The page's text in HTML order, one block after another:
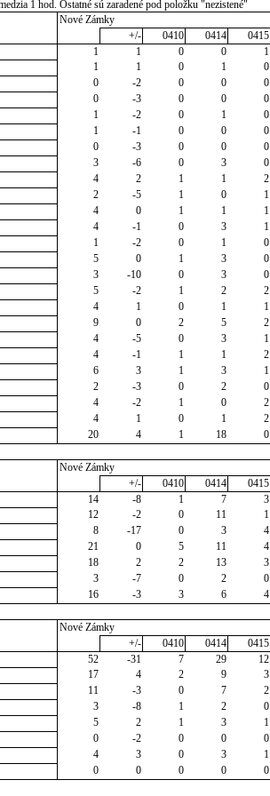
1 hod. Ostatné sú zaradené pod položku "nezistené"
Nové Zámky
+/-
0410 0414 0415
1 1 0 0 1
1 1 0 1 0
0 -2 0 0 0
0 -3 0 0 0
1 -2 0 1 0
1 -1 0 0 0
0 -3 0 0 0
3 -6 0 3 0
4 2 1 1 2
2 -5 1 0 1
4 0 1 1 1
4 -1 0 3 1
1 -2 0 1 0
5 0 1 3 0
3 -10 0 3 0
5 -2 1 2 2
4 1 0 1 1
9 0 2 5 2
4 -5 0 3 1
4 -1 1 1 2
6 3 1 3 1
2 -3 0 2 0
4 -2 1 0 2
4 1 0 1 2
20 4 1 18 0
Nové Zámky
+/-
0410 0414 0415
14 -8 1 7 3
12 -2 0 11 1
8 -17 0 3 4
21 0 5 11 4
18 2 2 13 3
3 -7 0 2 0
16 -3 3 6 4
Nové Zámky
+/-
0410 0414 0415
52 -31 7 29 12
17 4 2 9 3
11 -3 0 7 2
3 -8 1 2 0
5 2 1 3 1
0 -2 0 0 0
4 3 0 3 1
0 0 0 0 0